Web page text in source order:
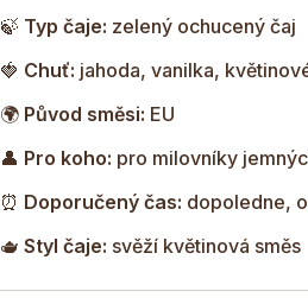
poupata a květy vytvářejí krásnou
zlepšit náladu při každém šálku.
🍃 Typ čaje: zelený ochucený čaj
🍓 Chuť: jahoda, vanilka,
🌍 Původ směsi: EU
👤 Pro koho: pro milovníky
⏰ Doporučený čas: dopoledne,
🫖 Styl čaje: svěží květinová směs